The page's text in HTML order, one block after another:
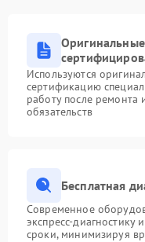
Используются
сертификацию
работу после ремонта
обязательств
Бесплатная
Современное
экспресс-диагностику
сроки, минимизируя